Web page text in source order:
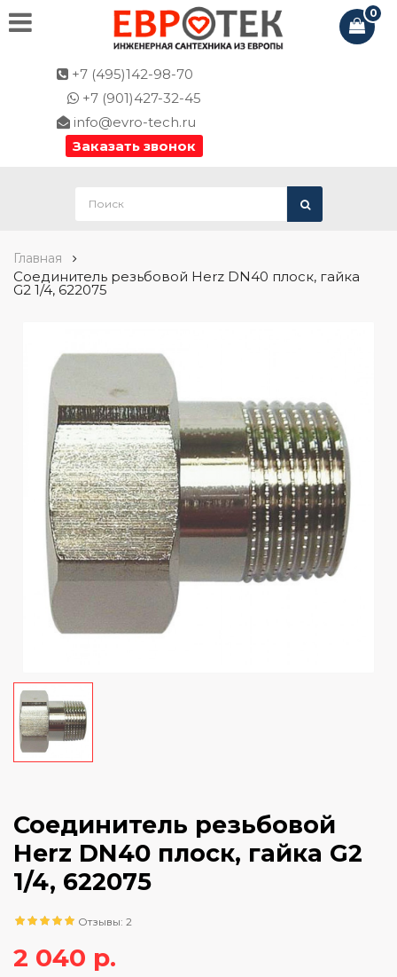
+7 (495)142-98-70
+7 (901)427-32-45
info@evro-tech.ru
Заказать звонок
0
Главная
Соединитель резьбовой Herz DN40 плоск, гайка
G2 1/4, 622075
Соединитель резьбовой
Herz DN40 плоск, гайка G2
1/4, 622075
Отзывы: 2
2 040 р.